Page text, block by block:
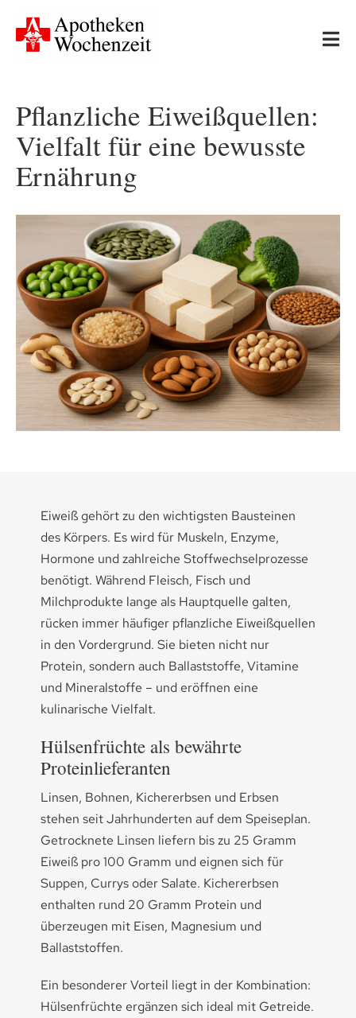
content
Neues
Apotheken-Wissen
Ernährung & Bewegung
Gesundheit & Medizin
Leserfragen
Medikamenten-Tipps
Pflanzliche Eiweißquellen:
Vielfalt für eine bewusste
Ernährung
Eiweiß gehört zu den wichtigsten Bausteinen
des Körpers. Es wird für Muskeln, Enzyme,
Hormone und zahlreiche Stoffwechselprozesse
benötigt. Während Fleisch, Fisch und
Milchprodukte lange als Hauptquelle galten,
rücken immer häufiger pflanzliche Eiweißquellen
in den Vordergrund. Sie bieten nicht nur
Protein, sondern auch Ballaststoffe, Vitamine
und Mineralstoffe – und eröffnen eine
kulinarische Vielfalt.
Hülsenfrüchte als bewährte
Proteinlieferanten
Linsen, Bohnen, Kichererbsen und Erbsen
stehen seit Jahrhunderten auf dem Speiseplan.
Getrocknete Linsen liefern bis zu 25 Gramm
Eiweiß pro 100 Gramm und eignen sich für
Suppen, Currys oder Salate. Kichererbsen
enthalten rund 20 Gramm Protein und
überzeugen mit Eisen, Magnesium und
Ballaststoffen.
Ein besonderer Vorteil liegt in der Kombination:
Hülsenfrüchte ergänzen sich ideal mit Getreide.